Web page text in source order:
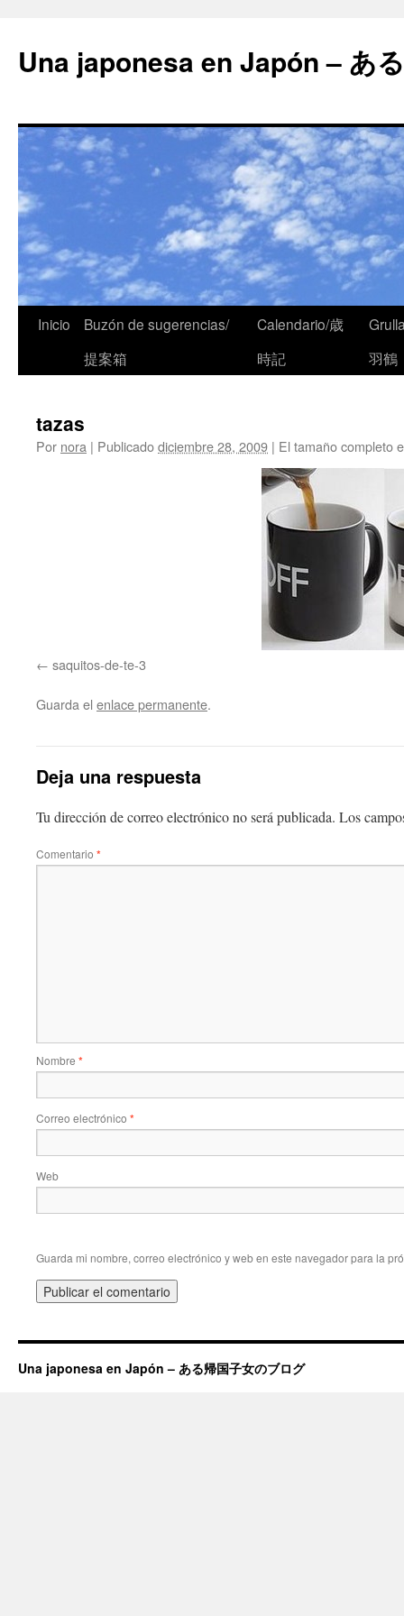
Una japonesa en Japón – あ
Inicio
Buzón de sugerencias/
提案箱
Calendario/歳
時記
羽鶴
tazas
Por nora | Publicadodiciembre 28, 2009 | El tamaño completo
saquitos-de-te-3
Guarda el enlace permanente.
Deja una respuesta
Tu dirección de correo electrónico no será publicada. Los
Comentario *
Nombre *
Correo electrónico *
Web
Guarda mi nombre, correo electrónico y web en este navegador para la
Una japonesa en Japón – ある帰国子女のブログ